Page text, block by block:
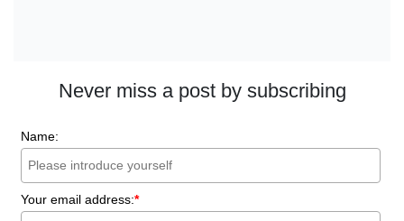
Never miss a post by subscribing
Name:
Your email address:*